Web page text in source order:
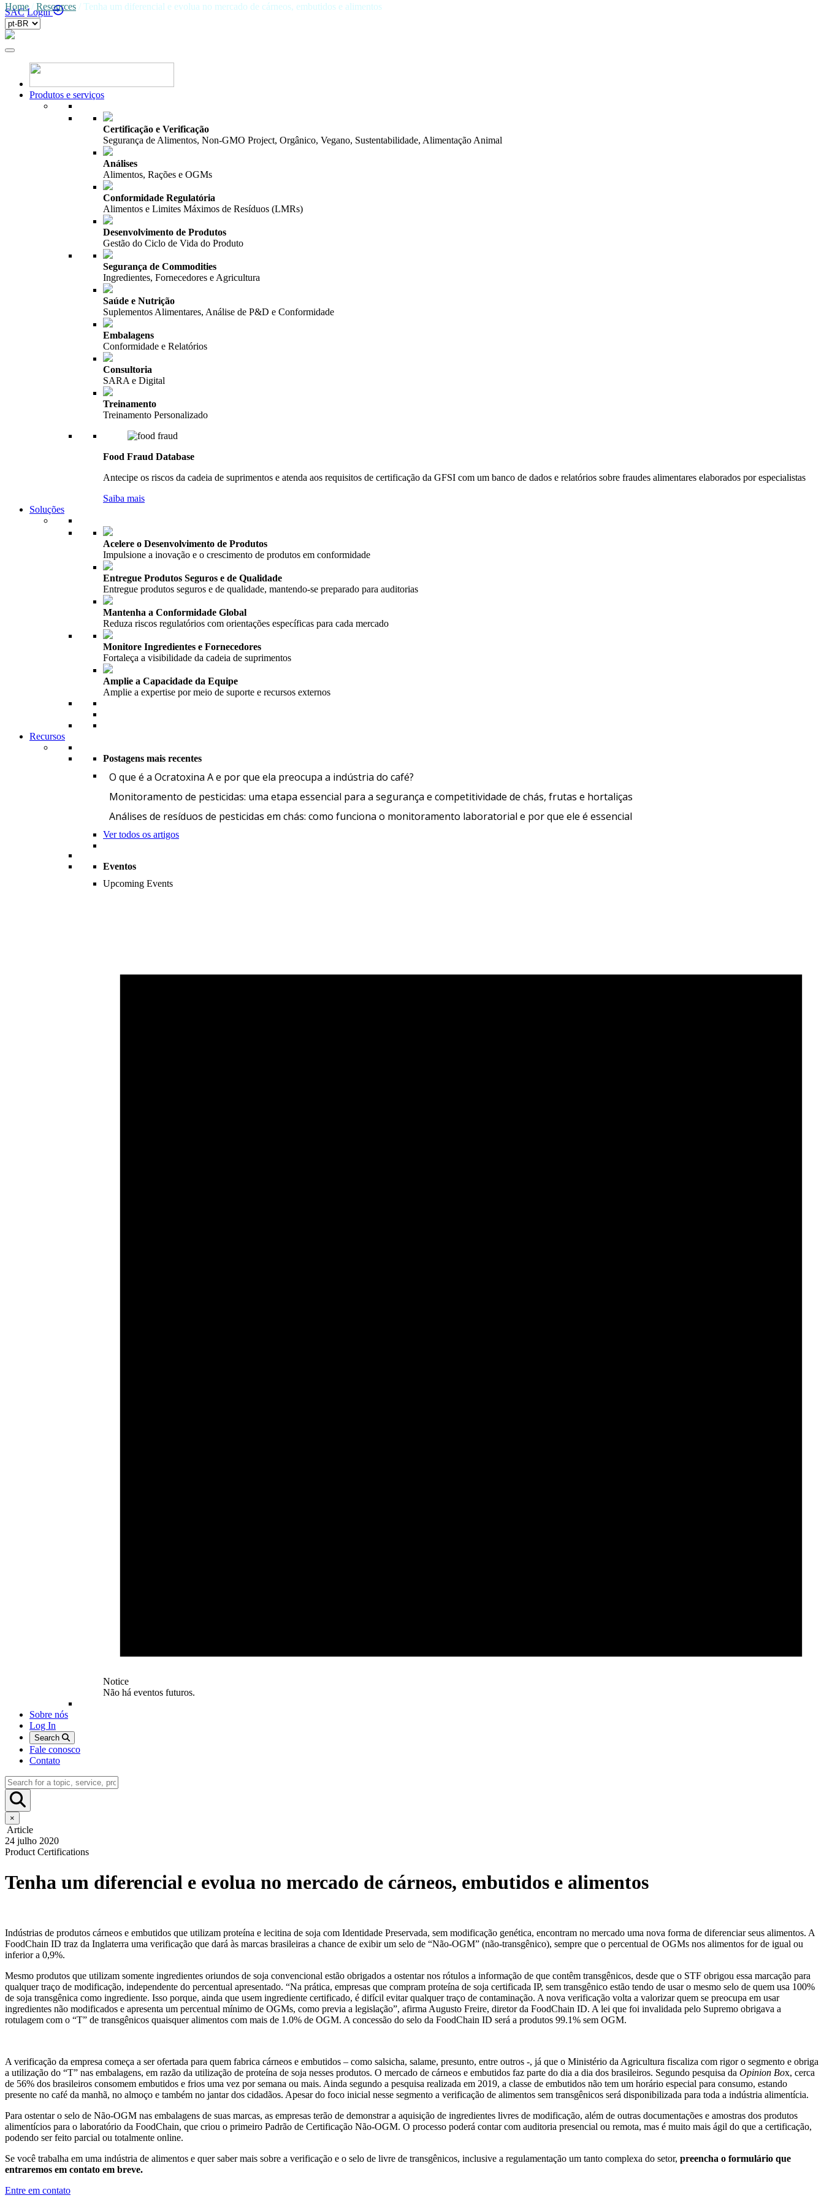
SAC Login
Produtos e serviços
Certificação e Verificação
Segurança de Alimentos, Non-GMO Project, Orgânico, Vegano, Sustentabilidade, Alimentação Animal
Análises
Alimentos, Rações e OGMs
Conformidade Regulatória
Alimentos e Limites Máximos de Resíduos (LMRs)
Desenvolvimento de Produtos
Gestão do Ciclo de Vida do Produto
Segurança de Commodities
Ingredientes, Fornecedores e Agricultura
Saúde e Nutrição
Suplementos Alimentares, Análise de P&D e Conformidade
Embalagens
Conformidade e Relatórios
Consultoria
SARA e Digital
Treinamento
Treinamento Personalizado
Food Fraud Database
Antecipe os riscos da cadeia de suprimentos e atenda aos requisitos de certificação da GFSI com um banco de dados e relatórios sobre fraudes alimentares elaborados por especialistas
Saiba mais
Soluções
Acelere o Desenvolvimento de Produtos
Impulsione a inovação e o crescimento de produtos em conformidade
Entregue Produtos Seguros e de Qualidade
Entregue produtos seguros e de qualidade, mantendo-se preparado para auditorias
Mantenha a Conformidade Global
Reduza riscos regulatórios com orientações específicas para cada mercado
Monitore Ingredientes e Fornecedores
Fortaleça a visibilidade da cadeia de suprimentos
Amplie a Capacidade da Equipe
Amplie a expertise por meio de suporte e recursos externos
Recursos
Postagens mais recentes
O que é a Ocratoxina A e por que ela preocupa a indústria do café?
Monitoramento de pesticidas: uma etapa essencial para a segurança e competitividade de chás, frutas e hortaliças
Análises de resíduos de pesticidas em chás: como funciona o monitoramento laboratorial e por que ele é essencial
Ver todos os artigos
Eventos
Upcoming Events
Notice
Não há eventos futuros.
Sobre nós
Log In
Search
Fale conosco
Contato
×
Home/ Resources / Tenha um diferencial e evolua no mercado de cárneos, embutidos e alimentos
Article
24 julho 2020
Product Certifications
Tenha um diferencial e evolua no mercado de cárneos, embutidos e alimentos
Indústrias de produtos cárneos e embutidos que utilizam proteína e lecitina de soja com Identidade Preservada, sem modificação genética, encontram no mercado uma nova forma de diferenciar seus alimentos. A
FoodChain ID traz da Inglaterra uma verificação que dará às marcas brasileiras a chance de exibir um selo de “Não-OGM” (não-transgênico), sempre que o percentual de OGMs nos alimentos for de igual ou
inferior a 0,9%.
Mesmo produtos que utilizam somente ingredientes oriundos de soja convencional estão obrigados a ostentar nos rótulos a informação de que contêm transgênicos, desde que o STF obrigou essa marcação para
qualquer traço de modificação, independente do percentual apresentado. “Na prática, empresas que compram proteína de soja certificada IP, sem transgênico estão tendo de usar o mesmo selo de quem usa 100%
de soja transgênica como ingrediente. Isso porque, ainda que usem ingrediente certificado, é difícil evitar qualquer traço de contaminação. A nova verificação volta a valorizar quem se preocupa em usar
ingredientes não modificados e apresenta um percentual mínimo de OGMs, como previa a legislação”, afirma Augusto Freire, diretor da FoodChain ID. A lei que foi invalidada pelo Supremo obrigava a
rotulagem com o “T” de transgênicos quaisquer alimentos com mais de 1.0% de OGM. A concessão do selo da FoodChain ID será a produtos 99.1% sem OGM.
A verificação da empresa começa a ser ofertada para quem fabrica cárneos e embutidos – como salsicha, salame, presunto, entre outros -, já que o Ministério da Agricultura fiscaliza com rigor o segmento e obriga
a utilização do “T” nas embalagens, em razão da utilização de proteína de soja nesses produtos. O mercado de cárneos e embutidos faz parte do dia a dia dos brasileiros. Segundo pesquisa da Opinion Box, cerca
de 56% dos brasileiros consomem embutidos e frios uma vez por semana ou mais. Ainda segundo a pesquisa realizada em 2019, a classe de embutidos não tem um horário especial para consumo, estando
presente no café da manhã, no almoço e também no jantar dos cidadãos. Apesar do foco inicial nesse segmento a verificação de alimentos sem transgênicos será disponibilizada para toda a indústria alimentícia.
Para ostentar o selo de Não-OGM nas embalagens de suas marcas, as empresas terão de demonstrar a aquisição de ingredientes livres de modificação, além de outras documentações e amostras dos produtos
alimentícios para o laboratório da FoodChain, que criou o primeiro Padrão de Certificação Não-OGM. O processo poderá contar com auditoria presencial ou remota, mas é muito mais ágil do que a certificação,
podendo ser feito parcial ou totalmente online.
Se você trabalha em uma indústria de alimentos e quer saber mais sobre a verificação e o selo de livre de transgênicos, inclusive a regulamentação um tanto complexa do setor, preencha o formulário que
entraremos em contato em breve.
Entre em contato